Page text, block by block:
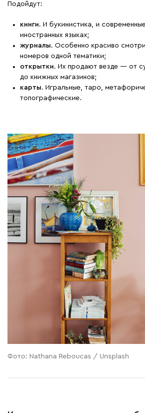
Подойдут:
книги. И букинистика, и
иностранных языках;
журналы. Особенно красиво
номеров одной тематики;
открытки. Их продают везде — от
до книжных магазинов;
карты. Игральные, таро,
топографические.
Фото: Nathana Reboucas / Unsplash